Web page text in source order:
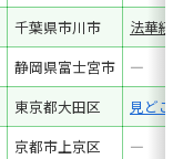
千葉県市川市
法華経
静岡県富士宮市
―
東京都大田区
見どこ
京都市上京区
―